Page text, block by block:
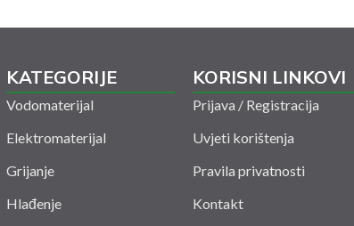
KATEGORIJE
Vodomaterijal
Elektromaterijal
Grijanje
Hlađenje
KORISNI LINKOVI
Prijava / Registracija
Uvjeti korištenja
Pravila privatnosti
Kontakt